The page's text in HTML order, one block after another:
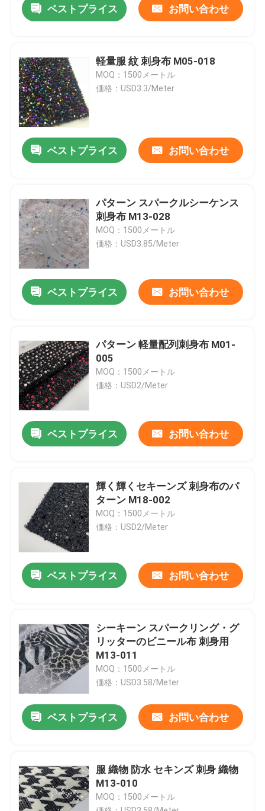
製品
ビデオ
わたしたち に つい て
品質管理
連絡 ください
引金 を 求め て ください
フランスのテリー織の布地
リネン ビスコース生地
ベストプライス お問い合わせ
軽量服 紋 刺身布 M05-018
MOQ：1500メートル
価格：USD3.3/Meter
ベストプライス お問い合わせ
パターン スパークルシーケンス
刺身布 M13-028
MOQ：1500メートル
価格：USD3.85/Meter
ベストプライス お問い合わせ
パターン 軽量配列刺身布 M01-
005
MOQ：1500メートル
価格：USD2/Meter
ベストプライス お問い合わせ
輝く輝くセキーンズ 刺身布のパ
ターン M18-002
MOQ：1500メートル
価格：USD2/Meter
ベストプライス お問い合わせ
シーキーン スパークリング・グ
リッターのビニール布 刺身用
M13-011
MOQ：1500メートル
価格：USD3.58/Meter
ベストプライス お問い合わせ
服 織物 防水 セキンズ 刺身 織物
M13-010
MOQ：1500メートル